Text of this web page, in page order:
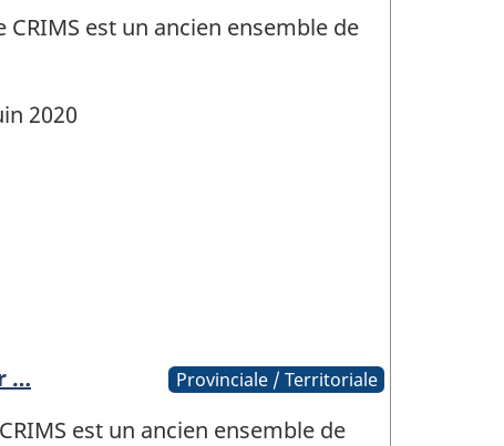
est un ancien ensemble de
2020
… Provinciale / Territoriale
est un ancien ensemble de